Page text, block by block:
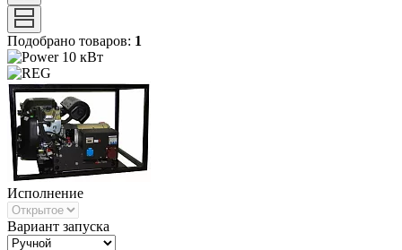
Подобрано товаров: 1
10 кВт
Исполнение
Вариант запуска